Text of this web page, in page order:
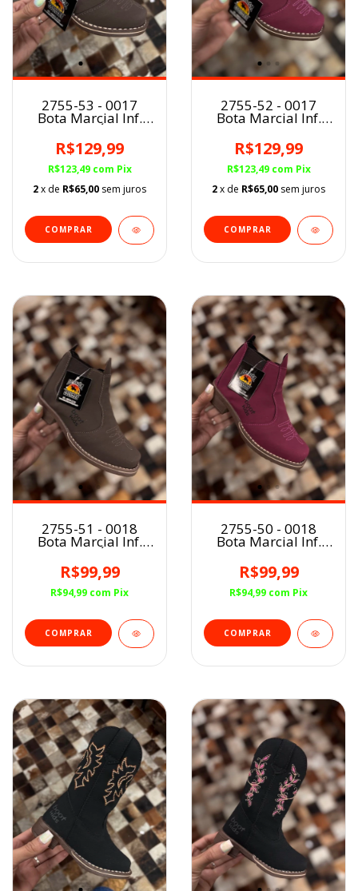
2755-53 - 0017
Bota Marcial Inf.
CAFÉ
R$129,99
R$123,49 com Pix
2x de R$65,00 sem juros
COMPRAR
2755-52 - 0017
Bota Marcial Inf.
R$129,99
R$123,49 com Pix
2x de R$65,00 sem juros
COMPRAR
2755-51 - 0018
Bota Marcial Inf.
CAFÉ
R$99,99
R$94,99 com Pix
COMPRAR
2755-50 - 0018
Bota Marcial Inf.
R$99,99
R$94,99 com Pix
COMPRAR